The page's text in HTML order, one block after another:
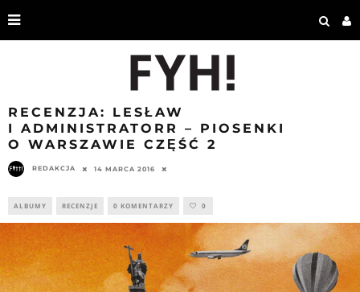
RECENZJA: LESŁAW
I ADMINISTRATORR – PIOSENKI
O WARSZAWIE CZĘŚĆ 2
REDAKCJA 14 MARCA 2016
ALBUMY RECENZJE 0 KOMENTARZY 0